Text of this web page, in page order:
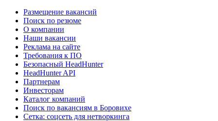
Размещение вакансий
Поиск по резюме
О компании
Наши вакансии
Реклама на сайте
Требования к ПО
Безопасный HeadHunter
HeadHunter API
Партнерам
Инвесторам
Каталог компаний
Поиск по вакансиям в Боровихе
Сетка: соцсеть для нетворкинга